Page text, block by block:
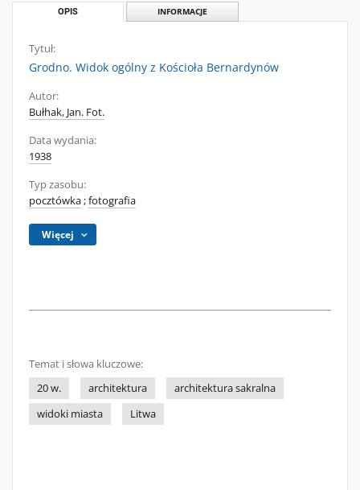
OPIS INFORMACJE
Tytuł:
Grodno. Widok ogólny z Kościoła Bernardynów
Autor:
Bułhak, Jan. Fot.
Data wydania:
1938
Typ zasobu:
pocztówka;fotografia
Więcej
Temat i słowa kluczowe:
20 w.
architektura
architektura sakralna
widoki miasta
Litwa